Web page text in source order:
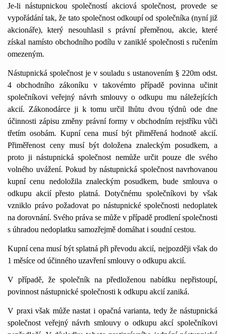
Je-li nástupnickou společností akciová společnost, provede se
vypořádání tak, že tato společnost odkoupí od společníka (nyní již
akcionáře), který nesouhlasil s právní přeměnou, akcie, které
získal namísto obchodního podílu v zaniklé společnosti s ručením
omezeným.
Nástupnická společnost je v souladu s ustanovením § 220m odst.
4 obchodního zákoníku v takovémto případě povinna učinit
společníkovi veřejný návrh smlouvy o odkupu mu náležejících
akcií. Zákonodárce ji k tomu určil lhůtu dvou týdnů ode dne
účinnosti zápisu změny právní formy v obchodním rejstříku vůči
třetím osobám. Kupní cena musí být přiměřená hodnotě akcií.
Přiměřenost ceny musí být doložena znaleckým posudkem, a
proto ji nástupnická společnost nemůže určit pouze dle svého
volného uvážení. Pokud by nástupnická společnost navrhovanou
kupní cenu nedoložila znaleckým posudkem, bude smlouva o
odkupu akcií přesto platná. Dotyčnému společníkovi by však
vzniklo právo požadovat po nástupnické společnosti nedoplatek
na dorovnání. Svého práva se může v případě prodlení společnosti
s úhradou nedoplatku samozřejmě domáhat i soudní cestou.
Kupní cena musí být splatná při převodu akcií, nejpozději však do
1 měsíce od účinného uzavření smlouvy o odkupu akcií.
V případě, že společník na předloženou nabídku nepřistoupí,
povinnost nástupnické společnosti k odkupu akcií zaniká.
V praxi však může nastat i opačná varianta, tedy že nástupnická
společnost veřejný návrh smlouvy o odkupu akcí společníkovi